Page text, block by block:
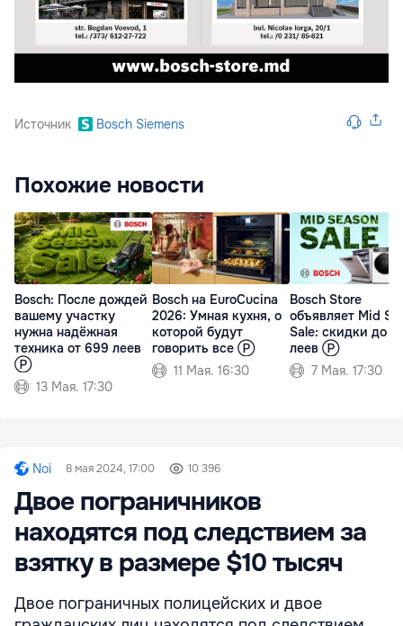
Источник Bosch Siemens
Похожие новости
Bosch: После дождей
вашему участку
нужна надёжная
техника от 699 леев
Ⓟ
13 Мая. 17:30
Bosch на EuroCucina
2026: Умная кухня, о
которой будут
говорить все Ⓟ
11 Мая. 16:30
Bosch Store
объявляет Mid
Sale: скидки до
леев Ⓟ
7 Мая. 17:30
Noi 8 мая 2024, 17:00 10 396
Двое пограничников
находятся под следствием за
взятку в размере $10 тысяч
Двое пограничных полицейских и двое